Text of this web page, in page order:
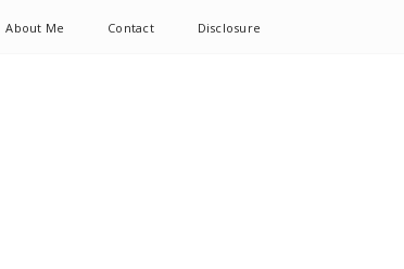
About Me Contact Disclosure